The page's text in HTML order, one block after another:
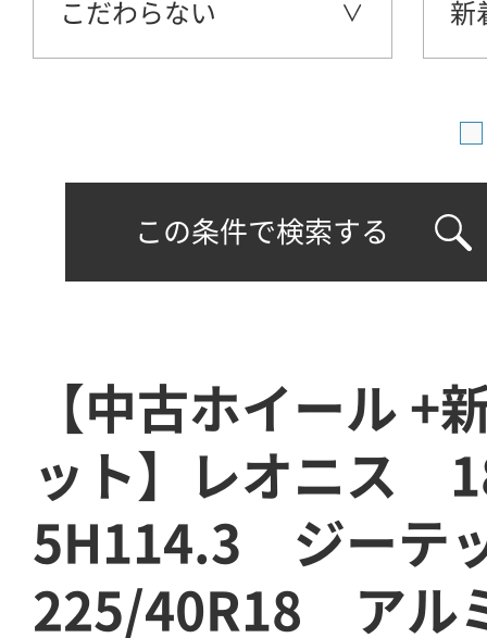
こだわらない 新
この条件で検索する
【中古ホイール +
ット】レオニス
5H114.3 ジーテ
225/40R18 アル